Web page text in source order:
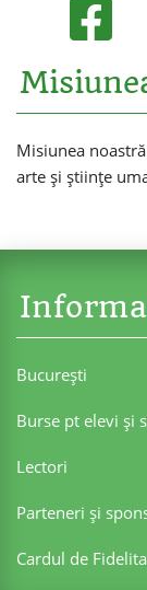
Misiunea
arte și științe
Bucureşti
Burse pt elevi şi
Lectori
Parteneri şi
Cardul de